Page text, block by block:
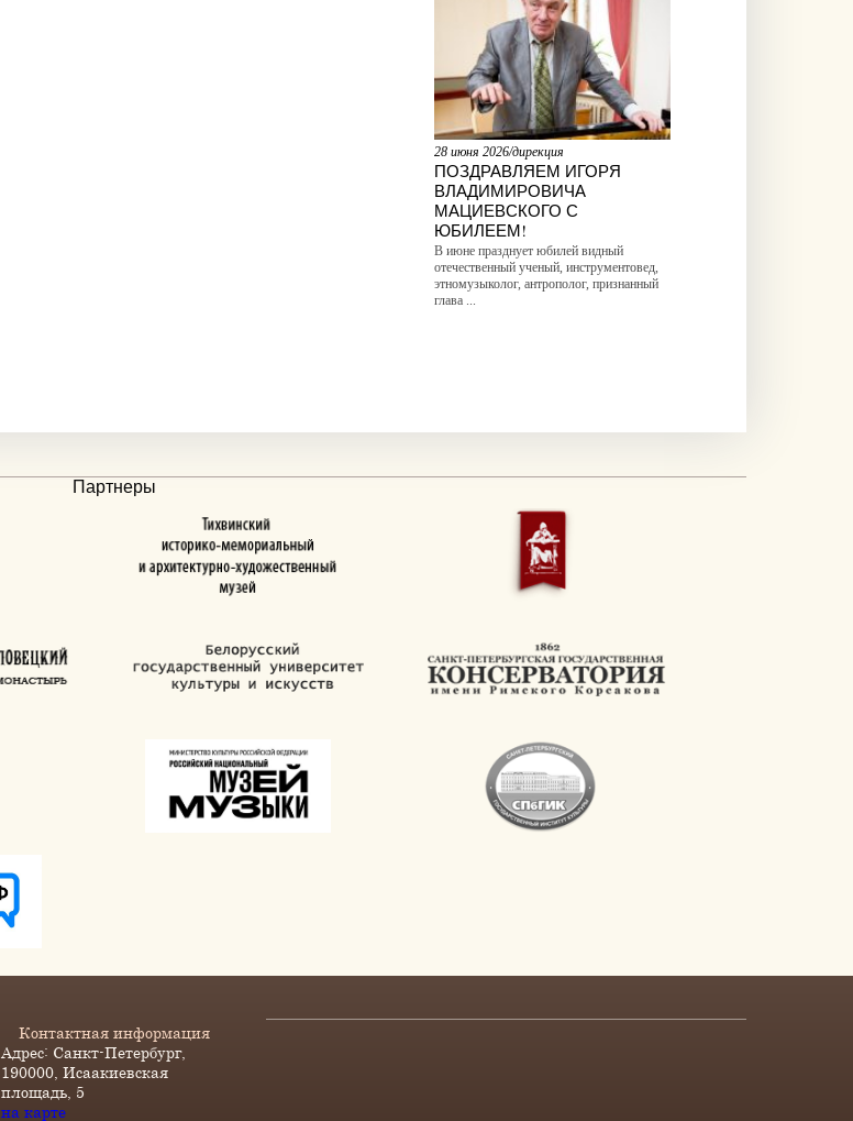
28 июня 2026/дирекция
ПОЗДРАВЛЯЕМ ИГОРЯ
ВЛАДИМИРОВИЧА
МАЦИЕВСКОГО С
ЮБИЛЕЕМ!
В июне празднует юбилей видный
отечественный ученый, инструментовед,
этномузыколог, антрополог, признанный
глава ...
Партнеры
Контактная информация
Адрес: Санкт-Петербург,
190000, Исаакиевская
площадь, 5
на карте